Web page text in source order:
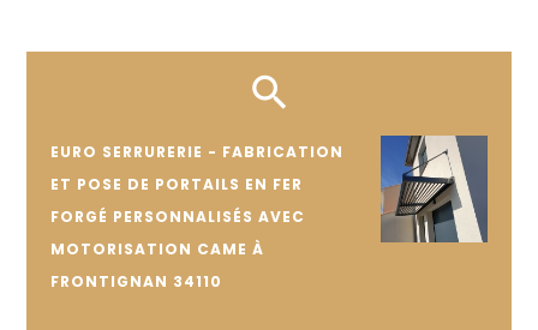
EURO SERRURERIE - FABRICATION
ET POSE DE PORTAILS EN FER
FORGÉ PERSONNALISÉS AVEC
MOTORISATION CAME À
FRONTIGNAN 34110